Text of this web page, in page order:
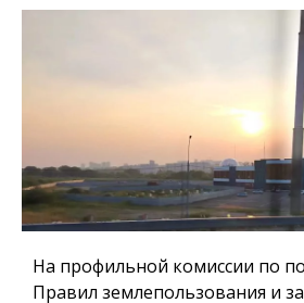
На профильной комиссии по
Правил землепользования и